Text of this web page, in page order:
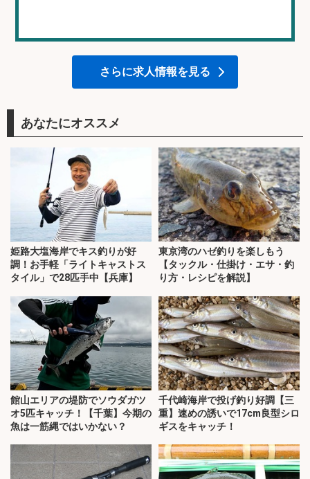
さらに求人情報を見る
あなたにオススメ
姫路大塩海岸でキス釣りが好
調！お手軽「ライトキャストス
タイル」で28匹手中【兵庫】
東京湾のハゼ釣りを楽しもう
【タックル・仕掛け・エサ・釣
り方・レシピを解説】
館山エリアの堤防でソウダガツ
オ5匹キャッチ！【千葉】今期の
魚は一筋縄ではいかない？
千代崎海岸で投げ釣り好調【三
重】速めの誘いで17cm良型シロ
ギスをキャッチ！